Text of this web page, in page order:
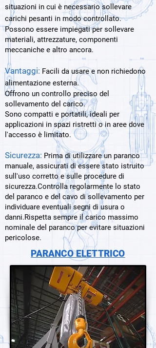
situazioni in cui è necessario sollevare
carichi pesanti in modo controllato.
Possono essere impiegati per sollevare
materiali, attrezzature, componenti
meccaniche e altro ancora.
Vantaggi: Facili da usare e non richiedono
alimentazione esterna.
Offrono un controllo preciso del
sollevamento del carico.
Sono compatti e portatili, ideali per
applicazioni in spazi ristretti o in aree dove
l'accesso è limitato.
Sicurezza: Prima di utilizzare un paranco
manuale, assicurati di essere stato istruito
sull'uso corretto e sulle procedure di
sicurezza.Controlla regolarmente lo stato
del paranco e del cavo di sollevamento per
individuare eventuali segni di usura o
danni.Rispetta sempre il carico massimo
nominale del paranco per evitare situazioni
pericolose.
PARANCO ELETTRICO